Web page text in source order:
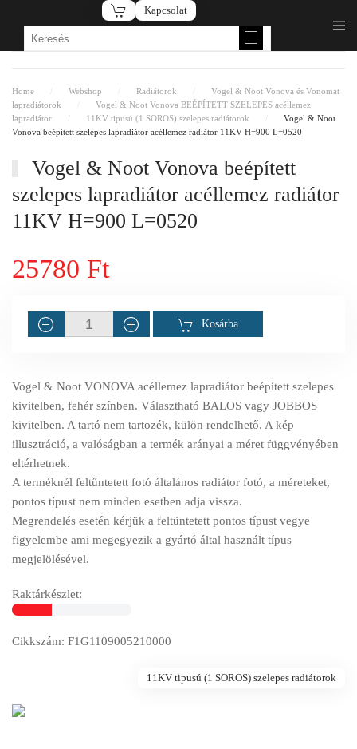
Fő tartalom átugrása
Kapcsolat
Home Webshop Radiátorok
Vogel & Noot Vonova és Vonomat
lapradiátorok
Vogel & Noot Vonova BEÉPÍTETT SZELEPES acéllemez
lapradiátor
11KV tipusú (1 SOROS) szelepes radiátorok
Vogel & Noot
Vonova beépített szelepes lapradiátor acéllemez radiátor 11KV H=900 L=0520
Vogel & Noot Vonova beépített
szelepes lapradiátor acéllemez radiátor
11KV H=900 L=0520
25780 Ft
Kosárba
Vogel & Noot VONOVA acéllemez lapradiátor beépített szelepes
kivitelben, fehér színben. Választható BALOS vagy JOBBOS
kivitelben. A tartó nem tartozék, külön rendelhető. A kép
illusztráció, a valóságban a termék arányai a méret függvényében
eltérhetnek.
A terméknél feltűntetett fotó általános radiátor fotó, a méreteket,
pontos típust nem minden esetben adja vissza.
Megrendelés esetén kérjük a feltüntetett pontos típust vegye
figyelembe ami megegyezik a gyártó által használt típus
megjelölésével.
Raktárkészlet:
Cikkszám: F1G1109005210000
11KV tipusú (1 SOROS) szelepes radiátorok